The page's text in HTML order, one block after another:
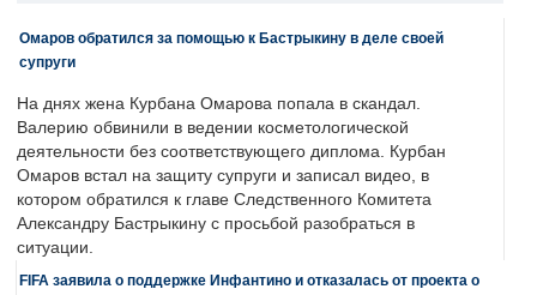
Омаров обратился за помощью к Бастрыкину в деле своей
супруги
На днях жена Курбана Омарова попала в скандал.
Валерию обвинили в ведении косметологической
деятельности без соответствующего диплома. Курбан
Омаров встал на защиту супруги и записал видео, в
котором обратился к главе Следственного Комитета
Александру Бастрыкину с просьбой разобраться в
ситуации.
FIFA заявила о поддержке Инфантино и отказалась от проекта о